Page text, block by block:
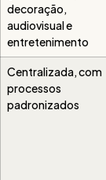
decoração,
audiovisual e
entretenimento
Centralizada, com
processos
padronizados